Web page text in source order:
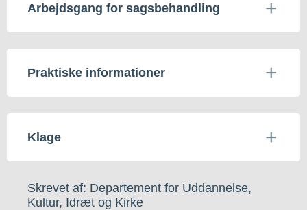
Arbejdsgang for sagsbehandling
Praktiske informationer
Klage
Skrevet af: Departement for Uddannelse,
Kultur, Idræt og Kirke